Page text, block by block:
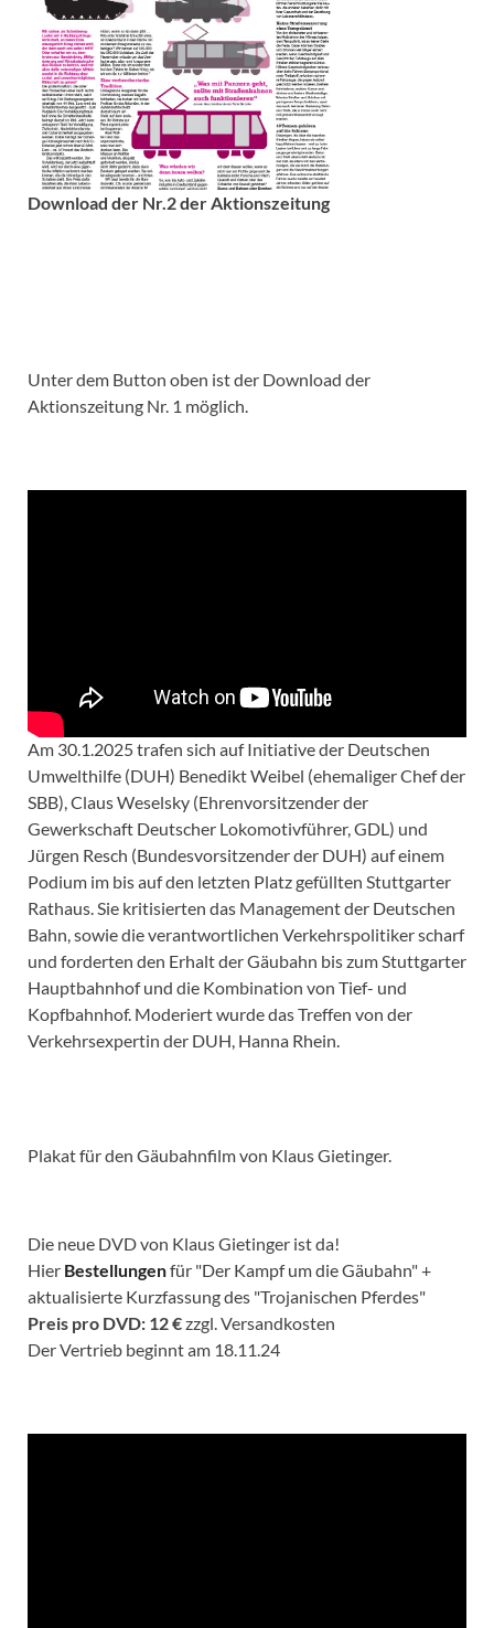
Download der Nr.2 der Aktionszeitung
Unter dem Button oben ist der Download der
Aktionszeitung Nr. 1 möglich.
Am 30.1.2025 trafen sich auf Initiative der Deutschen
Umwelthilfe (DUH) Benedikt Weibel (ehemaliger Chef der
SBB), Claus Weselsky (Ehrenvorsitzender der
Gewerkschaft Deutscher Lokomotivführer, GDL) und
Jürgen Resch (Bundesvorsitzender der DUH) auf einem
Podium im bis auf den letzten Platz gefüllten Stuttgarter
Rathaus. Sie kritisierten das Management der Deutschen
Bahn, sowie die verantwortlichen Verkehrspolitiker scharf
und forderten den Erhalt der Gäubahn bis zum Stuttgarter
Hauptbahnhof und die Kombination von Tief- und
Kopfbahnhof. Moderiert wurde das Treffen von der
Verkehrsexpertin der DUH, Hanna Rhein.
Plakat für den Gäubahnfilm von Klaus Gietinger.
Die neue DVD von Klaus Gietinger ist da!
Hier Bestellungenfür "Der Kampf um die Gäubahn" +
aktualisierte Kurzfassung des "Trojanischen Pferdes"
Preis pro DVD: 12 €zzgl. Versandkosten
Der Vertrieb beginnt am 18.11.24